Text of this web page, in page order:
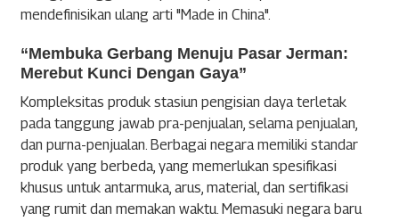
mendefinisikan ulang arti "Made in China".
“Membuka Gerbang Menuju Pasar Jerman:
Merebut Kunci Dengan Gaya”
Kompleksitas produk stasiun pengisian daya terletak
pada tanggung jawab pra-penjualan, selama penjualan,
dan purna-penjualan. Berbagai negara memiliki standar
produk yang berbeda, yang memerlukan spesifikasi
khusus untuk antarmuka, arus, material, dan sertifikasi
yang rumit dan memakan waktu. Memasuki negara baru